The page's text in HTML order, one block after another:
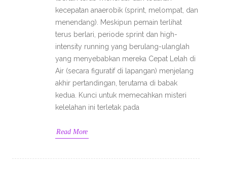
kecepatan anaerobik (sprint, melompat, dan
menendang). Meskipun pemain terlihat
terus berlari, periode sprint dan high-
intensity running yang berulang-ulanglah
yang menyebabkan mereka Cepat Lelah di
Air (secara figuratif di lapangan) menjelang
akhir pertandingan, terutama di babak
kedua. Kunci untuk memecahkan misteri
kelelahan ini terletak pada
Read More